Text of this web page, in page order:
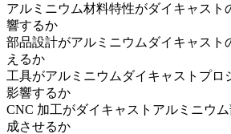
アルミニウム材料特性がダイキャスト
響するか
部品設計がアルミニウムダイキャスト
えるか
工具がアルミニウムダイキャストプロ
影響するか
CNC 加工がダイキャストアルミニウ
成させるか